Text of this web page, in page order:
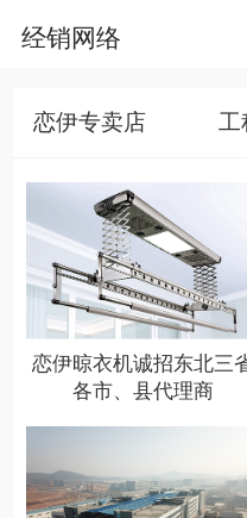
经销网络
恋伊专卖店 工
恋伊晾衣机诚招东北三
各市、县代理商